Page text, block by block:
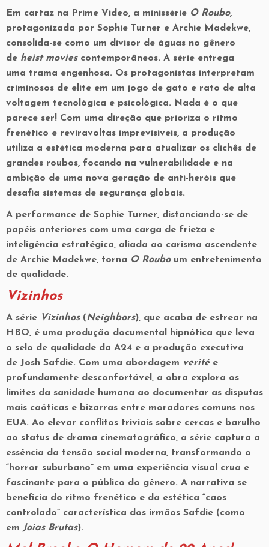
Em cartaz na Prime Video, a minissérie O Roubo,
protagonizada por Sophie Turner e Archie Madekwe,
consolida-se como um divisor de águas no gênero
de heist moviescontemporâneos. A série entrega
uma trama engenhosa. Os protagonistas interpretam
criminosos de elite em um jogo de gato e rato de alta
voltagem tecnológica e psicológica. Nada é o que
parece ser! Com uma direção que prioriza o ritmo
frenético e reviravoltas imprevisíveis, a produção
utiliza a estética moderna para atualizar os clichês de
grandes roubos, focando na vulnerabilidade e na
ambição de uma nova geração de anti-heróis que
desafia sistemas de segurança globais.
A performance de Sophie Turner, distanciando-se de
papéis anteriores com uma carga de frieza e
inteligência estratégica, aliada ao carisma ascendente
de Archie Madekwe, torna O Rouboum entretenimento
de qualidade.
Vizinhos
A série Vizinhos(Neighbors), que acaba de estrear na
HBO, é uma produção documental hipnótica que leva
o selo de qualidade da A24 e a produção executiva
de Josh Safdie. Com uma abordagem veritée
profundamente desconfortável, a obra explora os
limites da sanidade humana ao documentar as disputas
mais caóticas e bizarras entre moradores comuns nos
EUA. Ao elevar conflitos triviais sobre cercas e barulho
ao status de drama cinematográfico, a série captura a
essência da tensão social moderna, transformando o
“horror suburbano” em uma experiência visual crua e
fascinante para o público do gênero. A narrativa se
beneficia do ritmo frenético e da estética “caos
controlado” característica dos irmãos Safdie (como
em Joias Brutas).